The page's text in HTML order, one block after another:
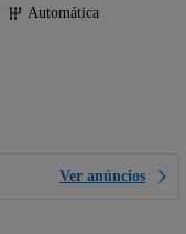
Automática
Ver anúncios